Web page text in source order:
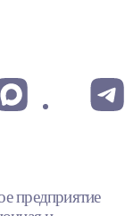
предприятие